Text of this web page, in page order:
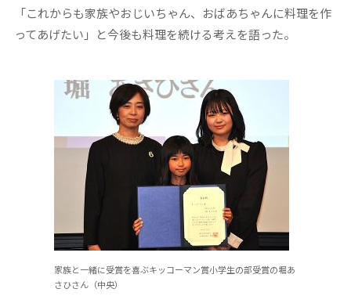
「これからも家族やおじいちゃん、おばあちゃんに料理を作
ってあげたい」と今後も料理を続ける考えを語った。
家族と一緒に受賞を喜ぶキッコーマン賞小学生の部受賞の堀あ
さひさん（中央）